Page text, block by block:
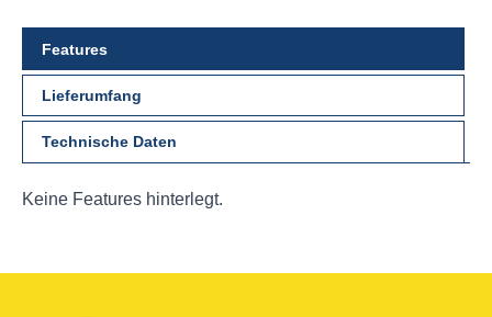
Features
Lieferumfang
Technische Daten
Keine Features hinterlegt.